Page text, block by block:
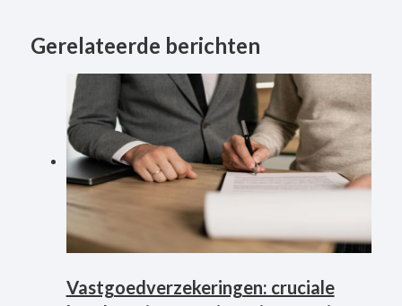
Gerelateerde berichten
Vastgoedverzekeringen: cruciale